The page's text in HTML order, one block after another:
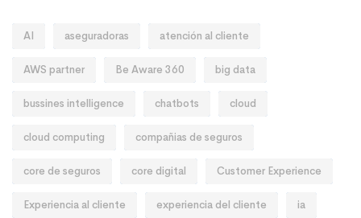
AI aseguradoras atención al cliente
AWS partner Be Aware 360 big data
bussines intelligence chatbots cloud
cloud computing compañias de seguros
core de seguros core digital Customer Experience
Experiencia al cliente experiencia del cliente ia